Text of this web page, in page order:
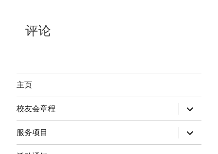
评论
主页
校友会章程
expand
child
menu
服务项目
expand
child
menu